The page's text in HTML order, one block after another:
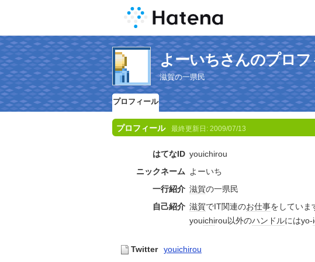
よーいちさんのプロフ
滋賀の一県民
プロフィール
プロフィール 最終更新日: 2009/07/13
はてなID youichirou
ニックネーム よーいち
一行紹介 滋賀の一県民
自己紹介 滋賀でIT関連のお仕事をしていま
youichirou以外のハンドルにはyo-
Twitter youichirou